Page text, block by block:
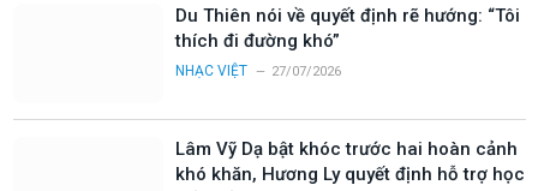
Du Thiên nói về quyết định rẽ hướng: “Tôi
thích đi đường khó”
NHẠC VIỆT 27/07/2026
Lâm Vỹ Dạ bật khóc trước hai hoàn cảnh
khó khăn, Hương Ly quyết định hỗ trợ học